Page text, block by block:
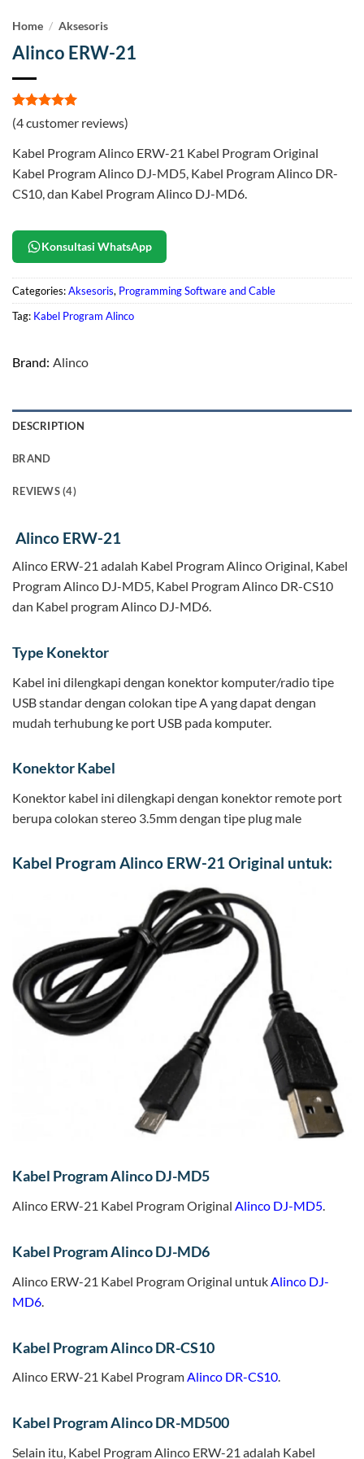
Home / Aksesoris
Alinco ERW-21
Rated5
out of 5
4
customer
ratings
(4customer reviews)
Kabel Program Alinco ERW-21 Kabel Program Original
Kabel Program Alinco DJ-MD5, Kabel Program Alinco DR-
CS10, dan Kabel Program Alinco DJ-MD6.
Konsultasi WhatsApp
Categories:Aksesoris, Programming Software and Cable
Tag: Kabel Program Alinco
Brand: Alinco
DESCRIPTION
BRAND
REVIEWS (4)
Alinco ERW-21
Alinco ERW-21 adalah Kabel Program Alinco Original, Kabel
Program Alinco DJ-MD5, Kabel Program Alinco DR-CS10
dan Kabel program Alinco DJ-MD6.
Type Konektor
Kabel ini dilengkapi dengan konektor komputer/radio tipe
USB standar dengan colokan tipe A yang dapat dengan
mudah terhubung ke port USB pada komputer.
Konektor Kabel
Konektor kabel ini dilengkapi dengan konektor remote port
berupa colokan stereo 3.5mm dengan tipe plug male
Kabel Program Alinco ERW-21 Original untuk:
Kabel Program Alinco DJ-MD5
Alinco ERW-21 Kabel Program Original Alinco DJ-MD5.
Kabel Program Alinco DJ-MD6
Alinco ERW-21 Kabel Program Original untuk Alinco DJ-
MD6
Kabel Program Alinco DR-CS10
Alinco ERW-21 Kabel ProgramAlinco DR-CS10.
Kabel Program Alinco DR-MD500
Selain itu, Kabel Program Alinco ERW-21 adalah Kabel